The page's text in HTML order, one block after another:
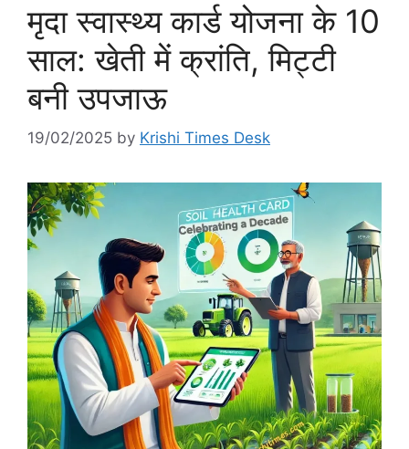
मृदा स्वास्थ्य कार्ड योजना के 10
साल: खेती में क्रांति, मिट्टी
बनी उपजाऊ
19/02/2025 by Krishi Times Desk